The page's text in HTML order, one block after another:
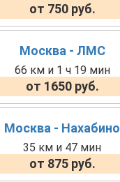
от 750 руб.
Москва - ЛМС
66 км и 1 ч 19 мин
от 1650 руб.
Москва - Нахабино
35 км и 47 мин
от 875 руб.